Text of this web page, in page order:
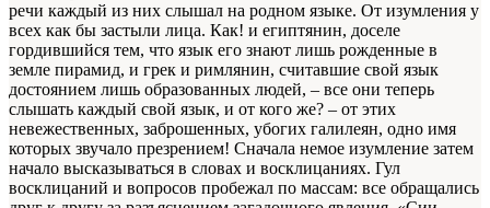
речи каждый из них слышал на родном языке. От изумления у
всех как бы застыли лица. Как! и египтянин, доселе
гордившийся тем, что язык его знают лишь рожденные в
земле пирамид, и грек и римлянин, считавшие свой язык
достоянием лишь образованных людей, – все они теперь
слышать каждый свой язык, и от кого же? – от этих
невежественных, заброшенных, убогих галилеян, одно имя
которых звучало презрением! Сначала немое изумление затем
начало высказываться в словах и восклицаниях. Гул
восклицаний и вопросов пробежал по массам: все обращались